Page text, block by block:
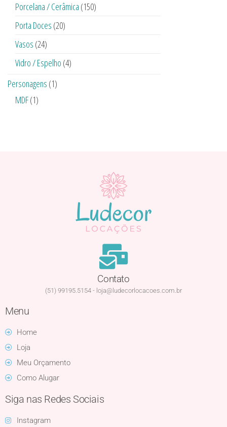
Porcelana / Cerâmica (150)
Porta Doces (20)
Vasos (24)
Vidro / Espelho (4)
Personagens (1)
MDF(1)
Contato
(51) 99195.5154 - loja@ludecorlocacoes.com.br
Menu
Home
Loja
Meu Orçamento
Como Alugar
Siga nas Redes Sociais
Instagram